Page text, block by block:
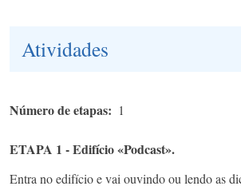
Atividades
Número de etapas 1
ETAPA 1 - Edifício «Podcast».
Entra no edifício e vai ouvindo ou lendo as